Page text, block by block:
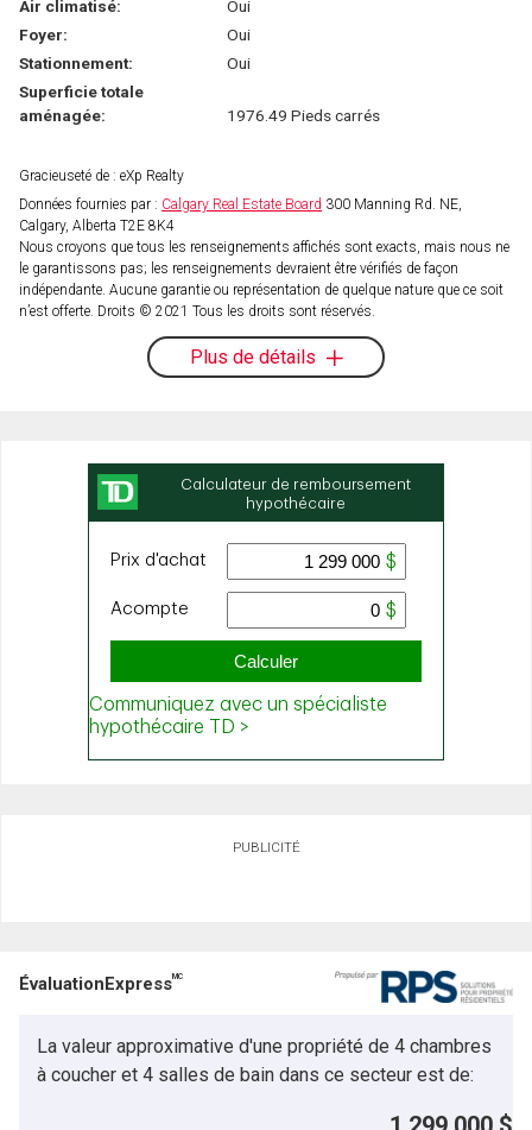
Air climatisé:
Oui
Foyer:
Oui
Stationnement:
Oui
Superficie totale
aménagée:
1976.49 Pieds carrés
Gracieuseté de : eXp Realty
Données fournies par : Calgary Real Estate Board 300 Manning Rd. NE,
Calgary, Alberta T2E 8K4
Nous croyons que tous les renseignements affichés sont exacts, mais nous ne
le garantissons pas; les renseignements devraient être vérifiés de façon
indépendante. Aucune garantie ou représentation de quelque nature que ce soit
n’est offerte. Droits © 2021 Tous les droits sont réservés.
Plus de détails
PUBLICITÉ
ÉvaluationExpressMC
La valeur approximative d'une propriété de 4 chambres
à coucher et 4 salles de bain dans ce secteur est de: